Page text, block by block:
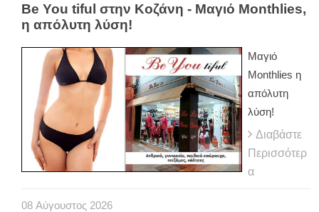
Be You tiful στην Κοζάνη - Μαγιό Monthlies,
η απόλυτη λύση!
Μαγιό
Monthlies η
απόλυτη
λύση!
Διαβάστε
Περισσότερ
α
08 Αύγουστος 2026